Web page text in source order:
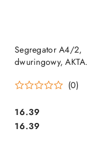
Segregator A4/2,
dwuringowy, AKTA
030/06
(0)
Cena:
16.39
Cena:
16.39